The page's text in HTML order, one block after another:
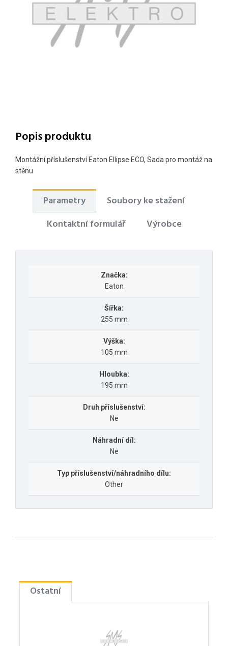
Popis produktu
Montážní příslušenství Eaton Ellipse ECO, Sada pro montáž na
stěnu
Parametry
Soubory ke stažení
Kontaktní formulář
Výrobce
Značka:
Eaton
Šířka:
255 mm
Výška:
105 mm
Hloubka:
195 mm
Druh příslušenství:
Ne
Náhradní díl:
Ne
Typ příslušenství/náhradního dílu:
Other
Ostatní